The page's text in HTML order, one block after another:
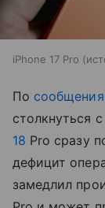
iPhone 17 Pro
По
столкнуться
18 Pro сразу
дефицит
замедлил